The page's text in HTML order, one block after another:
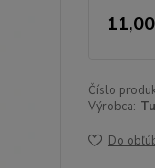
Číslo
Výrobca:
Do